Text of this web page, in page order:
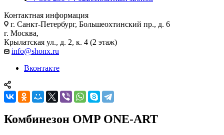
Контактная информация
г. Санкт-Петербург, Большеохтинский пр., д. 6
г. Москва,
Крылатская ул., д. 2, к. 4 (2 этаж)
info@shonx.ru
Вконтакте
Комбинезон OMP ONE-ART